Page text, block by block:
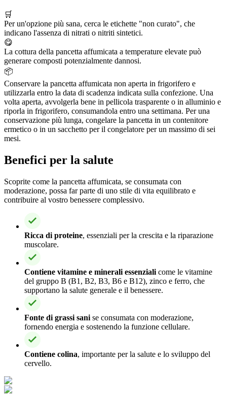
🛒
Per un'opzione più sana, cerca le etichette "non curato", che
indicano l'assenza di nitrati o nitriti sintetici.
😋
La cottura della pancetta affumicata a temperature elevate può
generare composti potenzialmente dannosi.
📦
Conservare la pancetta affumicata non aperta in frigorifero e
utilizzarla entro la data di scadenza indicata sulla confezione. Una
volta aperta, avvolgerla bene in pellicola trasparente o in alluminio e
riporla in frigorifero, consumandola entro una settimana. Per una
conservazione più lunga, congelare la pancetta in un contenitore
ermetico o in un sacchetto per il congelatore per un massimo di sei
mesi.
Benefici per la salute
Scoprite come la pancetta affumicata, se consumata con
moderazione, possa far parte di uno stile di vita equilibrato e
contribuire al vostro benessere complessivo.
Ricca di proteine, essenziali per la crescita e la riparazione
muscolare.
Contiene vitamine e minerali essenziali come le vitamine
del gruppo B (B1, B2, B3, B6 e B12), zinco e ferro, che
supportano la salute generale e il benessere.
Fonte di grassi sani se consumata con moderazione,
fornendo energia e sostenendo la funzione cellulare.
Contiene colina, importante per la salute e lo sviluppo del
cervello.